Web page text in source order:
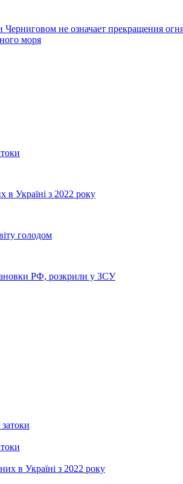
не означает прекращения
моря
в Україні з 2022 року
голодом
РФ, розкрили у ЗСУ